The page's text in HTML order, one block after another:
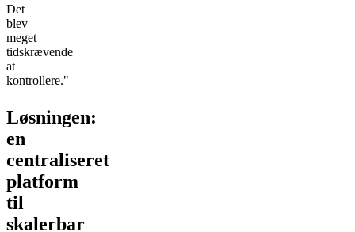
Det
blev
meget
tidskrævende
at
kontrollere."
Løsningen:
en
centraliseret
platform
til
skalerbar